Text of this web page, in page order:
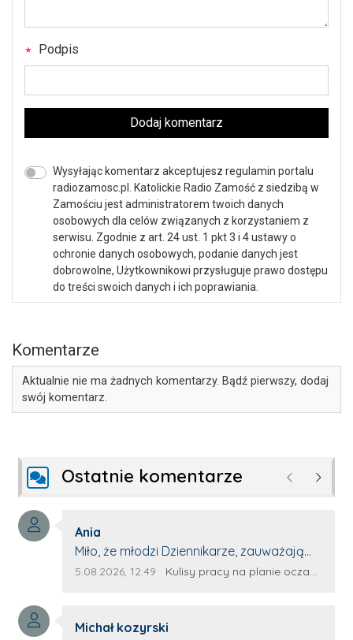
Podpis
Dodaj komentarz
Wysyłając komentarz akceptujesz regulamin portalu
radiozamosc.pl. Katolickie Radio Zamość z siedzibą w
Zamościu jest administratorem twoich danych
osobowych dla celów związanych z korzystaniem z
serwisu. Zgodnie z art. 24 ust. 1 pkt 3 i 4 ustawy o
ochronie danych osobowych, podanie danych jest
dobrowolne, Użytkownikowi przysługuje prawo dostępu
do treści swoich danych i ich poprawiania.
Komentarze
Aktualnie nie ma żadnych komentarzy. Bądź pierwszy, dodaj
swój komentarz.
Ostatnie komentarze Poprzednie
Autor komentarza:
Ania
Treść komentarza:
Miło, że młodzi Dziennikarze, zauważają
młode talenty, które dopiero wkraczają
z nim wywiad, który przeprowadzi Pan
Data dodania komentarza:
5.08.2026, 12:49 Źródło komentarza:
Kulisy pracy na planie oczami młodego filmowca
Autor komentarza:
Michał kozyrski